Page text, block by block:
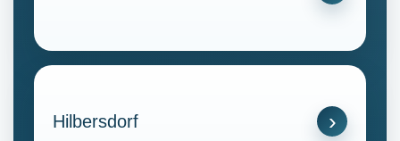
Hilbersdorf